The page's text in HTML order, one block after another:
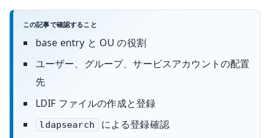
この記事で確認すること
base entry と OU の役割
ユーザー、グループ、サービスアカウントの配置
先
LDIF ファイルの作成と登録
ldapsearch
による登録確認